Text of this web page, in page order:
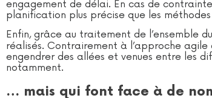
engagement de délai. En cas de
planification plus précise que les
Enfin, grâce au traitement de l’ensemble
réalisés. Contrairement à l’approche
engendrer des allées et venues entre les
notamment.
… mais qui font face à de